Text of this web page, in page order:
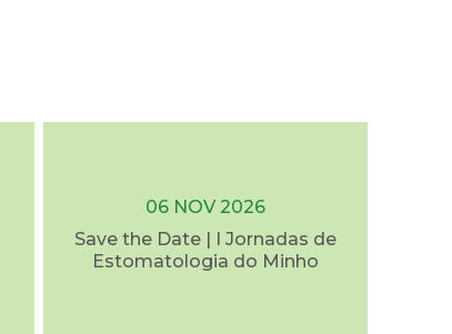
06 NOV 2026
Save the Date | I Jornadas de
Estomatologia do Minho